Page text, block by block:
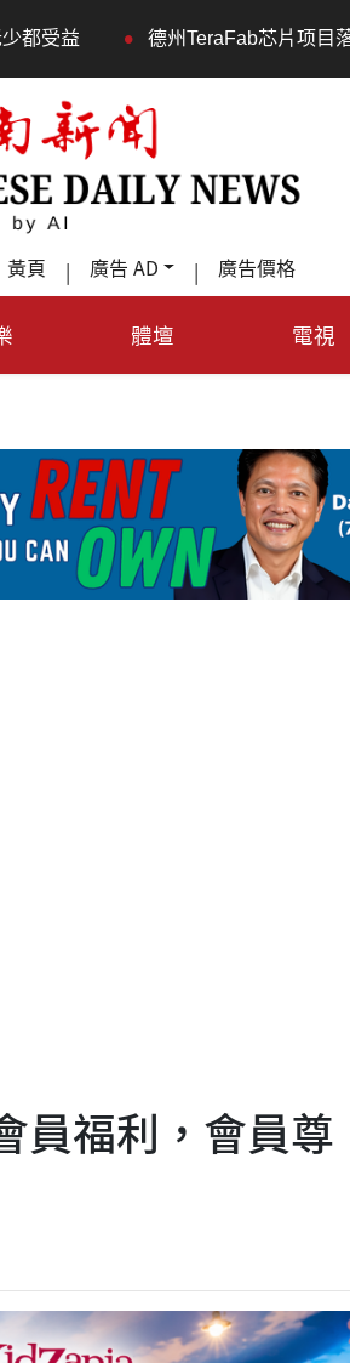
芯片项目落户奥斯汀 马斯克宣布投
黃頁 | 廣告 AD | 廣告價格
體壇 電視
員福利，會員尊